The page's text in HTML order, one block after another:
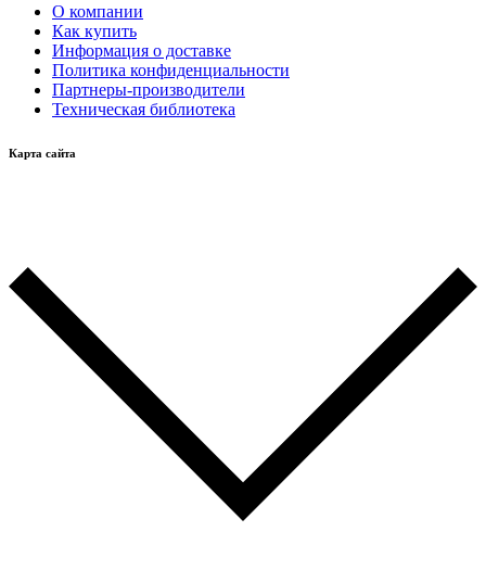
О компании
Как купить
Информация о доставке
Политика конфиденциальности
Партнеры-производители
Техническая библиотека
Карта сайта